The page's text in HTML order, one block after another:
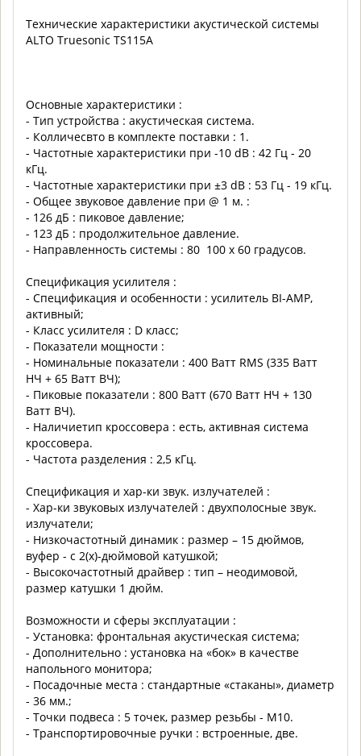
Технические характеристики акустической системы
ALTO Truesonic TS115A
Основные характеристики :
- Тип устройства : акустическая система.
- Колличесвто в комплекте поставки : 1.
- Частотные характеристики при -10 dB : 42 Гц - 20
кГц.
- Частотные характеристики при ±3 dB : 53 Гц - 19 кГц.
- Общее звуковое давление при @ 1 м. :
- 126 дБ : пиковое давление;
- 123 дБ : продолжительное давление.
- Направленность системы : 80 100 х 60 градусов.
Спецификация усилителя :
- Спецификация и особенности : усилитель BI-AMP,
активный;
- Класс усилителя : D класс;
- Показатели мощности :
- Номинальные показатели : 400 Ватт RMS (335 Ватт
НЧ + 65 Ватт ВЧ);
- Пиковые показатели : 800 Ватт (670 Ватт НЧ + 130
Ватт ВЧ).
- Наличиетип кроссовера : есть, активная система
кроссовера.
- Частота разделения : 2,5 кГц.
Спецификация и хар-ки звук. излучателей :
- Хар-ки звуковых излучателей : двухполосные звук.
излучатели;
- Низкочастотный динамик : размер – 15 дюймов,
вуфер - с 2(х)-дюймовой катушкой;
- Высокочастотный драйвер : тип – неодимовой,
размер катушки 1 дюйм.
Возможности и сферы эксплуатации :
- Установка: фронтальная акустическая система;
- Дополнительно : установка на «бок» в качестве
напольного монитора;
- Посадочные места : стандартные «стаканы», диаметр
- 36 мм.;
- Точки подвеса : 5 точек, размер резьбы - М10.
- Транспортировочные ручки : встроенные, две.